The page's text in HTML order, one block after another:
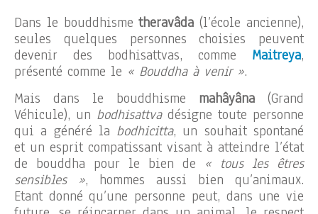
Dans le bouddhismetheravâda (l’école ancienne),
seules quelques personnes choisies peuvent
devenir des bodhisattvas, comme Maitreya,
présenté comme le « Bouddha à venir ».
Mais dans le bouddhisme mahâyâna (Grand
Véhicule), un bodhisattvadésigne toute personne
qui a généré la bodhicitta, un souhait spontané
et un esprit compatissant visant à atteindre l’état
de bouddha pour le bien de « tous les êtres
sensibles », hommes aussi bien qu’animaux.
Etant donné qu’une personne peut, dans une vie